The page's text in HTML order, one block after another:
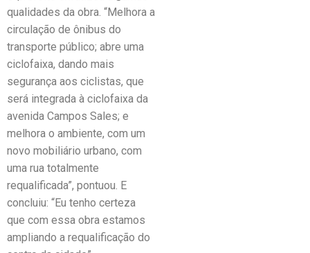
qualidades da obra. “Melhora a
circulação de ônibus do
transporte público; abre uma
ciclofaixa, dando mais
segurança aos ciclistas, que
será integrada à ciclofaixa da
avenida Campos Sales; e
melhora o ambiente, com um
novo mobiliário urbano, com
uma rua totalmente
requalificada”, pontuou. E
concluiu: “Eu tenho certeza
que com essa obra estamos
ampliando a requalificação do